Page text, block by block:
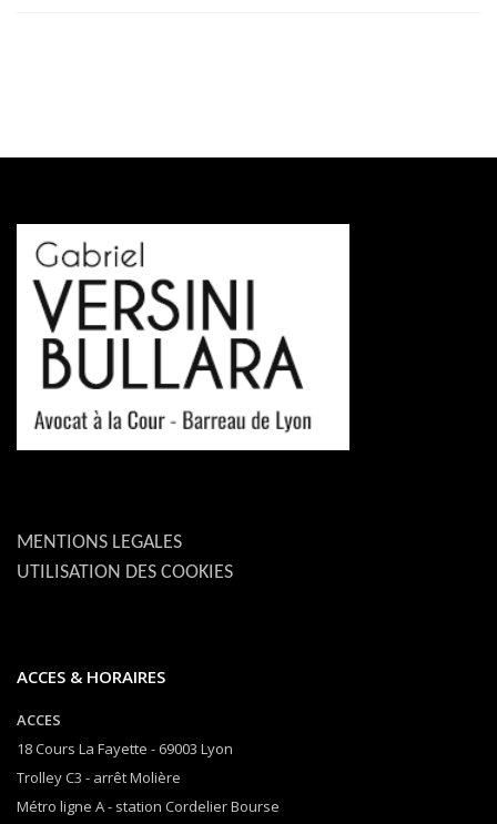
MENTIONS LEGALES
UTILISATION DES COOKIES
ACCES & HORAIRES
ACCES
18 Cours La Fayette - 69003 Lyon
Trolley C3 - arrêt Molière
Métro ligne A - station Cordelier Bourse